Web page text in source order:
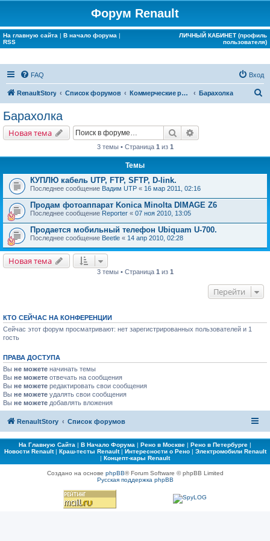
Форум Renault
На главную сайта | В начало форума |
RSS
ЛИЧНЫЙ КАБИНЕТ (профиль
пользователя)
FAQ Вход
RenaultStory Список форумов Коммерческие разделы Барахолка
Барахолка
Новая тема Поиск
3 темы • Страница 1 из 1
Темы
КУПЛЮ кабель UTP, FTP, SFTP, D-link.
Последнее сообщение Вадим UTP « 16 мар 2011, 02:16
Продам фотоаппарат Konica Minolta DIMAGE Z6
Последнее сообщение Reporter « 07 ноя 2010, 13:05
Продается мобильный телефон Ubiquam U-700.
Последнее сообщение Beetle « 14 апр 2010, 02:28
Новая тема
3 темы • Страница 1 из 1
Перейти
КТО СЕЙЧАС НА КОНФЕРЕНЦИИ
Сейчас этот форум просматривают: нет зарегистрированных пользователей и 1
гость
ПРАВА ДОСТУПА
Вы не можете начинать темы
Вы не можете отвечать на сообщения
Вы не можете редактировать свои сообщения
Вы не можете удалять свои сообщения
Вы не можете добавлять вложения
RenaultStory Список форумов
На Главную Сайта | В Начало Форума | Рено в Москве | Рено в Петербурге |
Новости Renault| Краш-тесты Renault| Интересности о Рено| Электромобили Renault
| Концепт-кары Renault
Создано на основе phpBB® Forum Software © phpBB Limited
Русская поддержка phpBB